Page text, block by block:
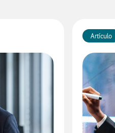
Artículo